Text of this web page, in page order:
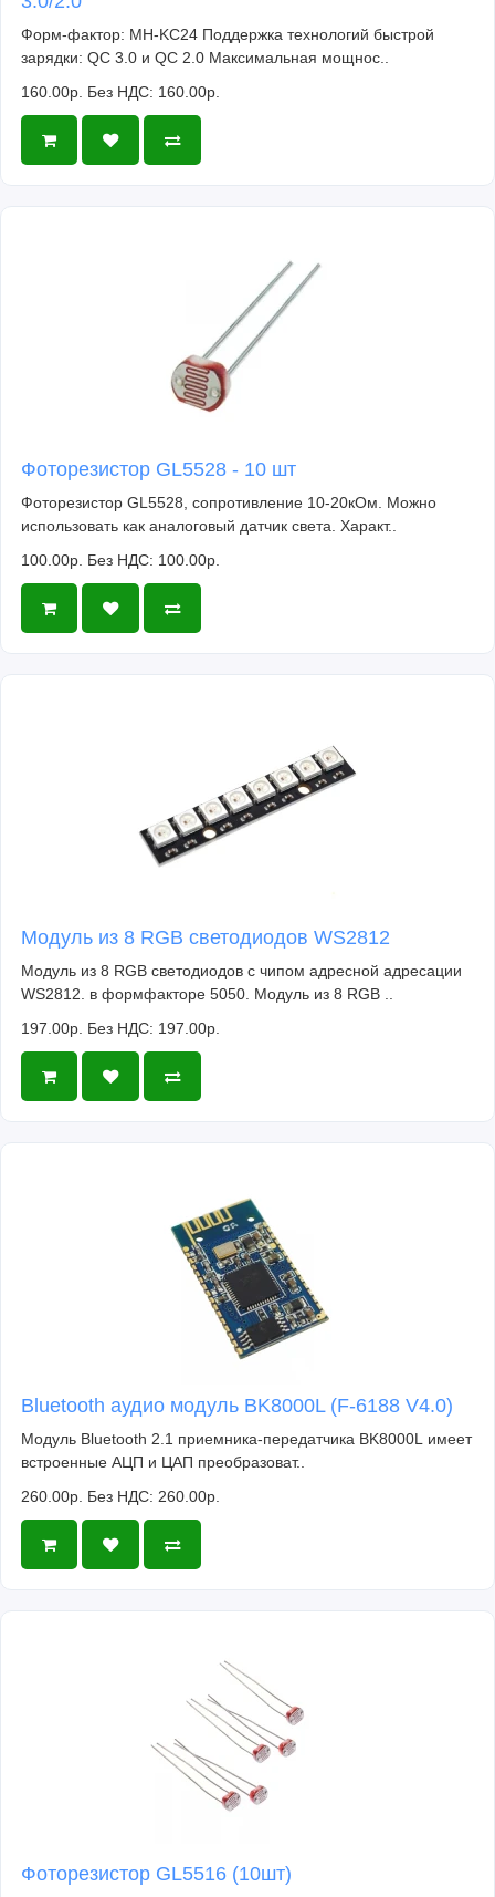
Форм-фактор: MH-KC24 Поддержка технологий быстрой
зарядки: QC 3.0 и QC 2.0 Максимальная мощнос..
160.00р. Без НДС: 160.00р.
Фоторезистор GL5528 - 10 шт
Фоторезистор GL5528, сопротивление 10-20кОм. Можно
использовать как аналоговый датчик света. Характ..
100.00р. Без НДС: 100.00р.
Модуль из 8 RGB светодиодов WS2812
Модуль из 8 RGB светодиодов с чипом адресной адресации
WS2812. в формфакторе 5050. Модуль из 8 RGB ..
197.00р. Без НДС: 197.00р.
Bluetooth аудио модуль BK8000L (F-6188 V4.0)
Модуль Bluetooth 2.1 приемника-передатчика BK8000L имеет
встроенные АЦП и ЦАП преобразоват..
260.00р. Без НДС: 260.00р.
Фоторезистор GL5516 (10шт)